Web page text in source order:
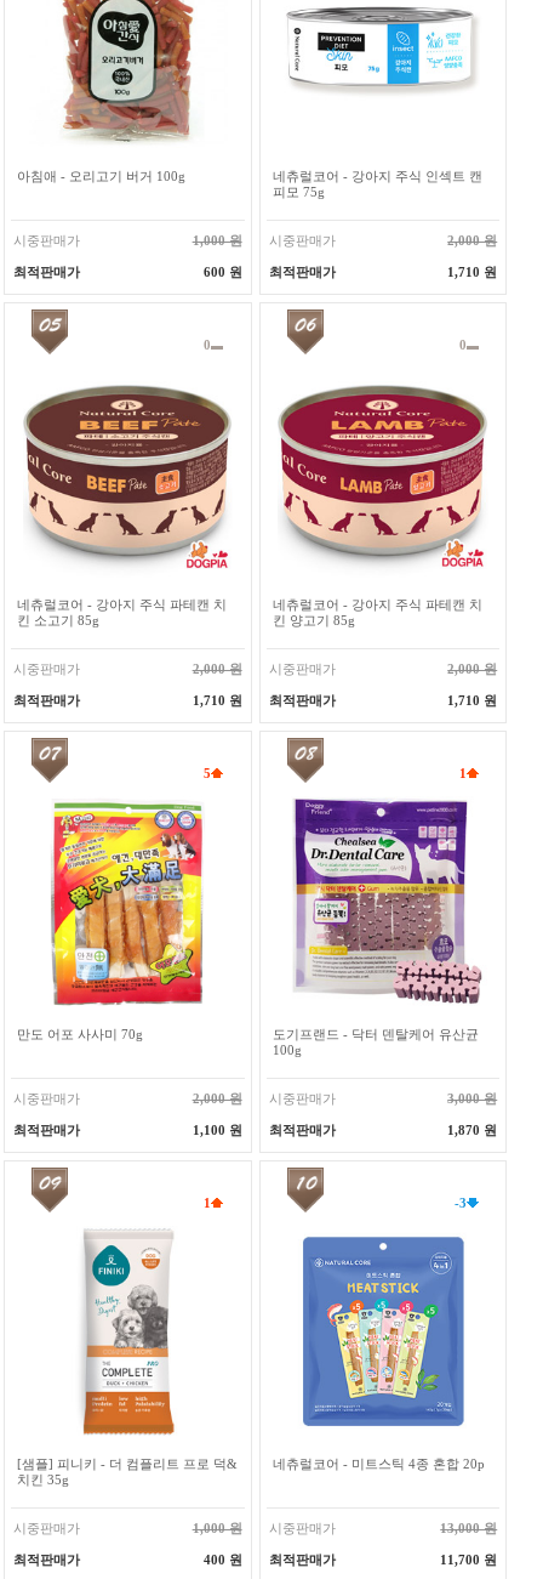
아침애 - 오리고기 버거 100g
시중판매가 1,000 원
최적판매가 600 원
네츄럴코어 - 강아지 주식 인섹트 캔
피모 75g
시중판매가 2,000 원
최적판매가 1,710 원
0
네츄럴코어 - 강아지 주식 파테캔 치
킨 소고기 85g
시중판매가 2,000 원
최적판매가 1,710 원
0
네츄럴코어 - 강아지 주식 파테캔 치
킨 양고기 85g
시중판매가 2,000 원
최적판매가 1,710 원
5
만도 어포 사사미 70g
시중판매가 2,000 원
최적판매가 1,100 원
1
도기프랜드 - 닥터 덴탈케어 유산균
100g
시중판매가 3,000 원
최적판매가 1,870 원
1
[샘플] 피니키 - 더 컴플리트 프로 덕&
치킨 35g
시중판매가 1,000 원
최적판매가 400 원
-3
네츄럴코어 - 미트스틱 4종 혼합 20p
시중판매가 13,000 원
최적판매가 11,700 원